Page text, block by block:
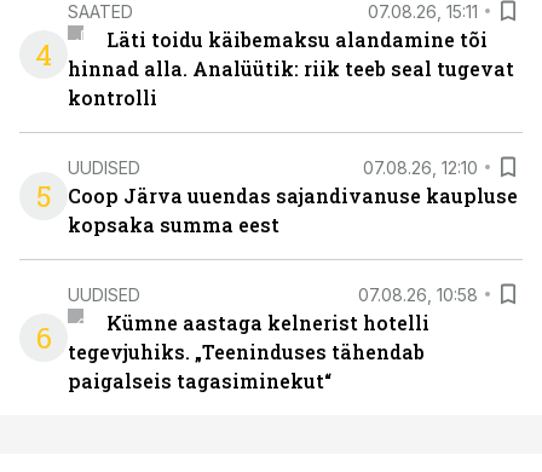
4
SAATED 07.08.26, 15:11
Läti toidu käibemaksu alandamine tõi
hinnad alla. Analüütik: riik teeb seal tugevat
kontrolli
5
UUDISED 07.08.26, 12:10
Coop Järva uuendas sajandivanuse kaupluse
kopsaka summa eest
6
UUDISED 07.08.26, 10:58
Kümne aastaga kelnerist hotelli
tegevjuhiks. „Teeninduses tähendab
paigalseis tagasiminekut“